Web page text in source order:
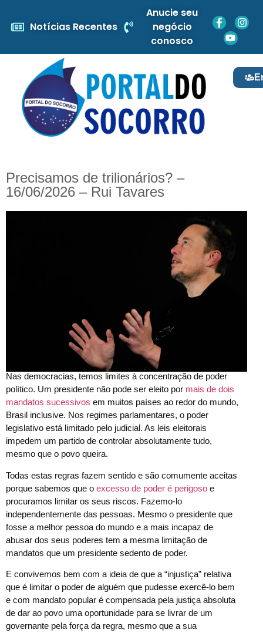
Notícias Recentes
Anucie seu
negócio
conosco
Precisamos de trilionários? –
16/06/2026 – Rui Tavares
Nas democracias, temos limites à concentração de poder
político. Um presidente não pode ser eleito por mais de dois
mandatos sucessivos em muitos países ao redor do mundo,
Brasil inclusive. Nos regimes parlamentares, o poder
legislativo está limitado pelo judicial. As leis eleitorais
impedem um partido de controlar absolutamente tudo,
mesmo que o povo queira.
Todas estas regras fazem sentido e são comumente aceitas
porque sabemos que o excesso de poder é perigoso e
procuramos limitar os seus riscos. Fazemo-lo
independentemente das pessoas. Mesmo o presidente que
fosse a melhor pessoa do mundo e a mais incapaz de
abusar dos seus poderes tem a mesma limitação de
mandatos que um presidente sedento de poder.
E convivemos bem com a ideia de que a “injustiça” relativa
que é limitar o poder de alguém que pudesse exercê-lo bem
e com mandato popular é compensada pela justiça absoluta
de dar ao povo uma oportunidade para se livrar de um
governante pela força da regra, mesmo que a sua